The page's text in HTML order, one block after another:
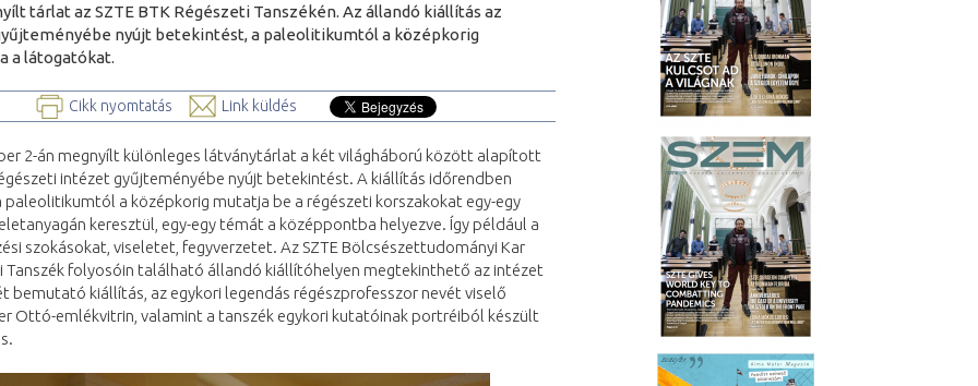
tárlat az SZTE BTK Régészeti Tanszékén. Az állandó kiállítás az
nyújt betekintést, a paleolitikumtól a középkorig
a látogatókat.
Cikk nyomtatás Link küldés
2-án megnyílt különleges látványtárlat a két világháború között alapított
intézet gyűjteményébe nyújt betekintést. A kiállítás időrendben
paleolitikumtól a középkorig mutatja be a régészeti korszakokat egy-egy
keresztül, egy-egy témát a középpontba helyezve. Így például a
szokásokat, viseletet, fegyverzetet. Az SZTE Bölcsészettudományi Kar
Tanszék folyosóin található állandó kiállítóhelyen megtekinthető az intézet
bemutató kiállítás, az egykori legendás régészprofesszor nevét viselő
Ottó-emlékvitrin, valamint a tanszék egykori kutatóinak portréiból készült